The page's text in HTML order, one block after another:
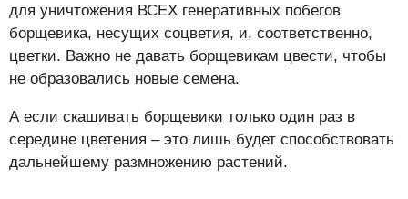
для уничтожения ВСЕХ генеративных побегов
борщевика, несущих соцветия, и, соответственно,
цветки. Важно не давать борщевикам цвести, чтобы
не образовались новые семена.
А если скашивать борщевики только один раз в
середине цветения – это лишь будет способствовать
дальнейшему размножению растений.